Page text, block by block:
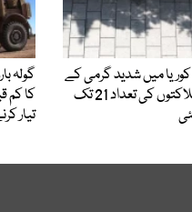
میں شدید گرمی کے
باعث ہلاکتوں کی تعداد 21 تک
گولہ
کا کم
تیار